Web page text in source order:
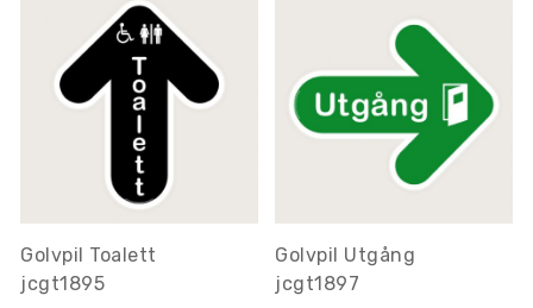
Golvpil Toalett
jcgt1895
Golvpil Utgång
jcgt1897